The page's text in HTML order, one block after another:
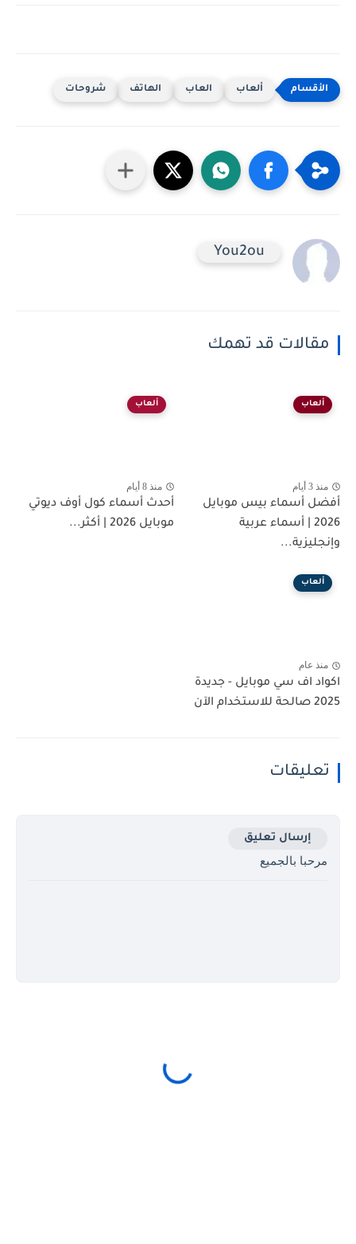
ألعاب العاب الهاتف شروحات
You2ou
مقالات قد تهمك
ألعاب
منذ 3 أيام
أفضل أسماء بيس موبايل
2026 | أسماء عربية
وإنجليزية...
ألعاب
منذ 8 أيام
أحدث أسماء كول أوف ديوتي
موبايل 2026 | أكثر...
ألعاب
منذ عام
اكواد اف سي موبايل - جديدة
2025 صالحة للاستخدام الآن
تعليقات
إرسال تعليق
مرحبا بالجميع